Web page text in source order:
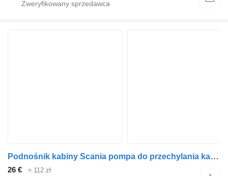
Podnośnik kabiny Scania pompa do przechylania kabiny 1725376 do ciągnika siodłowego Scania P230
26 € ≈ 112 zł